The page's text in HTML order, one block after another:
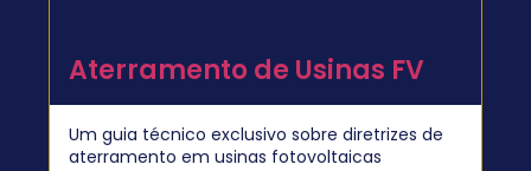
Aterramento de Usinas FV
Um guia técnico exclusivo sobre diretrizes de
aterramento em usinas fotovoltaicas